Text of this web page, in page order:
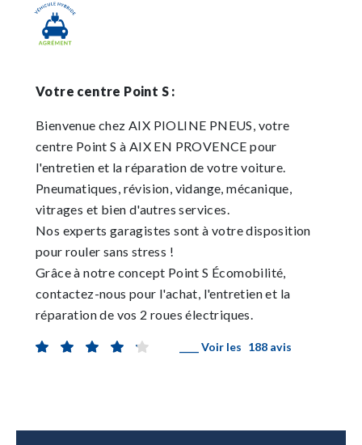
Votre centre Point S :
Bienvenue chez AIX PIOLINE PNEUS, votre
centre Point S à AIX EN PROVENCE pour
l'entretien et la réparation de votre voiture.
Pneumatiques, révision, vidange, mécanique,
vitrages et bien d'autres services.
Nos experts garagistes sont à votre disposition
pour rouler sans stress !
Grâce à notre concept Point S Écomobilité,
contactez-nous pour l'achat, l'entretien et la
réparation de vos 2 roues électriques.
____ Voir les 188 avis